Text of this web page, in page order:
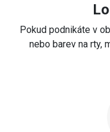
Pokud podnikáte v
nebo barev na rty,